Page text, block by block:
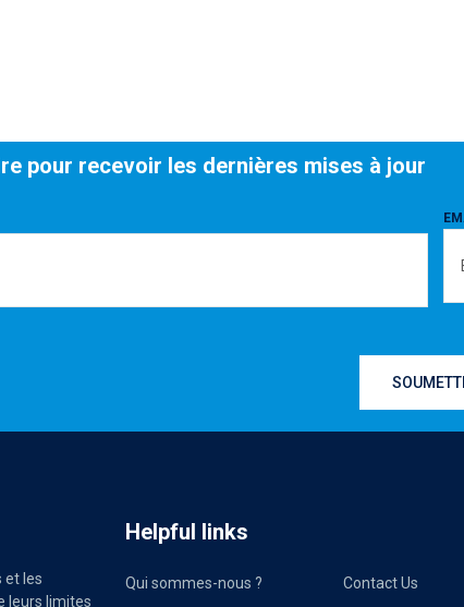
pour recevoir les dernières mises à jour
et les
leurs limites
Helpful links
Qui sommes-nous ? Contact Us